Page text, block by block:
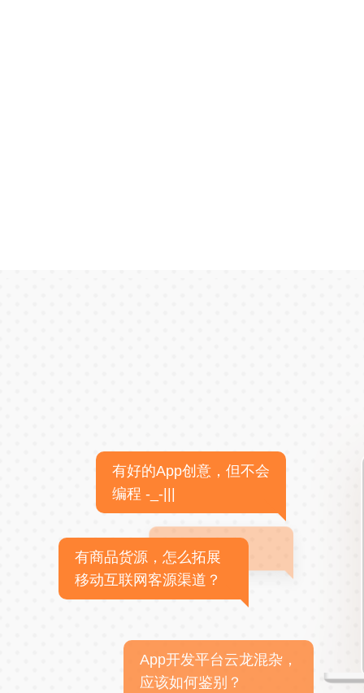
有好的App创意，但不会
编程 -_-|||
有商品货源，怎么拓展
移动互联网客源渠道？
App开发平台云龙混杂，
应该如何鉴别？